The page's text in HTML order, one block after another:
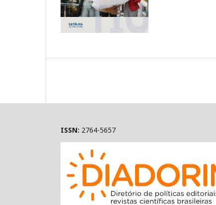
ISSN: 2764-5657